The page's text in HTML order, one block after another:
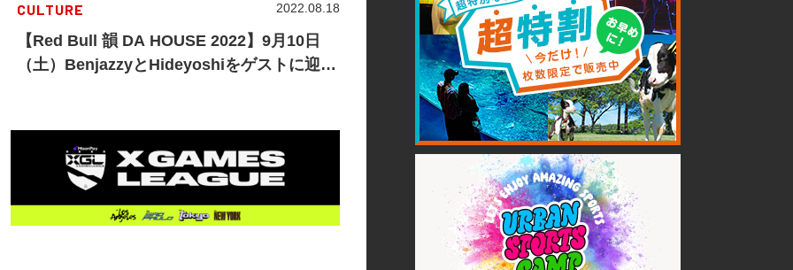
CULTURE
【Red Bull 韻 DA HOUSE 2022】9月10日
（土）BenjazzyとHideyoshiをゲストに迎え
2022.08.18